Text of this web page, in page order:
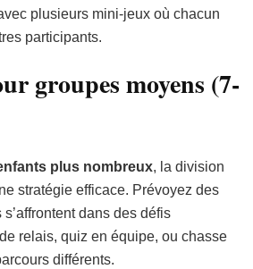
plusieurs mini-jeux où chacun
participants.
groupes moyens (7-
plus nombreux, la division
stratégie efficace. Prévoyez des
dans des défis
relais, quiz en équipe, ou chasse
différents.